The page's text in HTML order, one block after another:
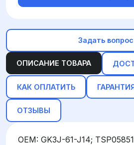
ОПИСАНИЕ ТОВАРА
КАК ОПЛАТИТЬ
ОТЗЫВЫ
OEM: GK3J-61-J14;
Задать вопрос